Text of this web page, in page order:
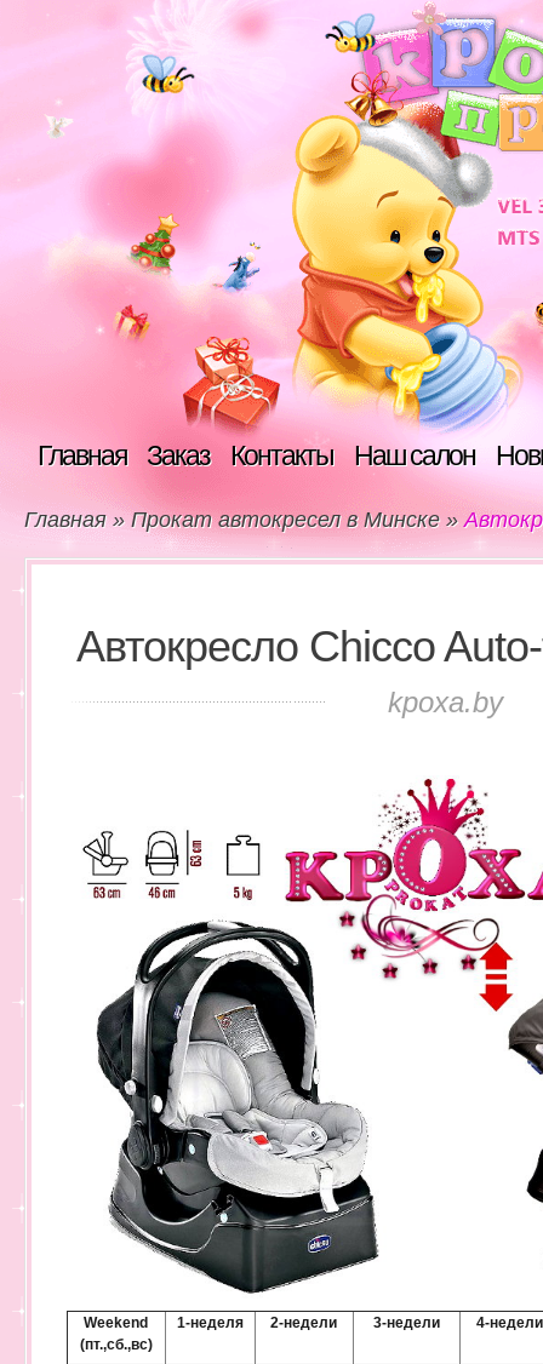
Главная Заказ Контакты Наш салон
Главная » Прокат автокресел в Минске »
Автокресло Chicco
kpoxa.by
Weekend
(пт.,сб.,вс)
1-неделя 2-недели 3-недели 4-недели